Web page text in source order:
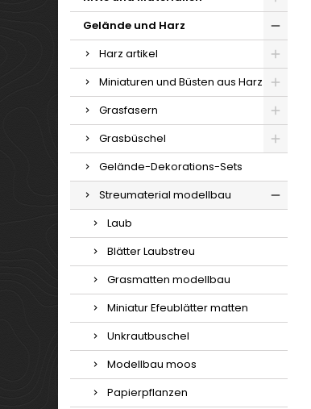
Gelände und Harz
Harz artikel
Miniaturen und Büsten aus Harz
Grasfasern
Grasbüschel
Gelände-Dekorations-Sets
Streumaterial modellbau
Laub
Blätter Laubstreu
Grasmatten modellbau
Miniatur Efeublätter matten
Unkrautbuschel
Modellbau moos
Papierpflanzen